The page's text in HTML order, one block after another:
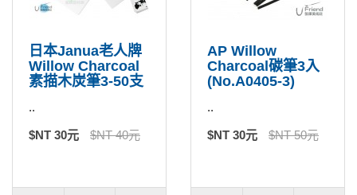
日本Janua老人牌
Willow Charcoal
素描木炭筆3-50支
..
$NT 30元 $NT 40元
AP Willow
Charcoal碳筆3入
(No.A0405-3)
..
$NT 30元 $NT 50元